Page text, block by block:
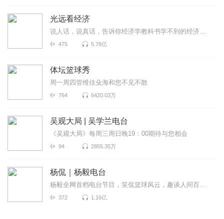
光远看经济
说人话，说真话，告诉你经济学教科书学不到的经济真相
475 5.78亿
体坛篮球秀
周一周四管维佳殳海和您不见不散
764 6420.03万
吴观大局 | 吴学兰电台
《吴观大局》每周三周日晚19：00期待与您相会
94 2855.35万
杨侃｜杨毅电台
杨毅全网首档电台节目，笑侃篮球风云，趣谈人间百态。在这里，你可以感受最精彩的赛事复盘，感受胜负之...
372 1.16亿